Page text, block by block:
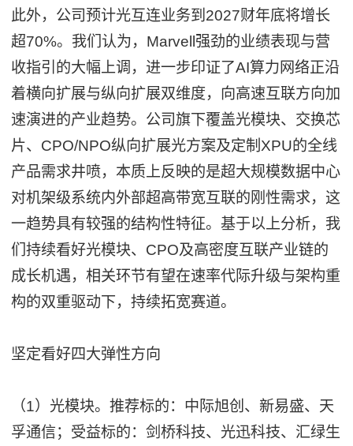
此外，公司预计光互连业务到2027财年底将增长
超70%。我们认为，Marvell强劲的业绩表现与营
收指引的大幅上调，进一步印证了AI算力网络正沿
着横向扩展与纵向扩展双维度，向高速互联方向加
速演进的产业趋势。公司旗下覆盖光模块、交换芯
片、CPO/NPO纵向扩展光方案及定制XPU的全线
产品需求井喷，本质上反映的是超大规模数据中心
对机架级系统内外部超高带宽互联的刚性需求，这
一趋势具有较强的结构性特征。基于以上分析，我
们持续看好光模块、CPO及高密度互联产业链的
成长机遇，相关环节有望在速率代际升级与架构重
构的双重驱动下，持续拓宽赛道。
坚定看好四大弹性方向
（1）光模块。推荐标的：中际旭创、新易盛、天
孚通信；受益标的：剑桥科技、光迅科技、汇绿生